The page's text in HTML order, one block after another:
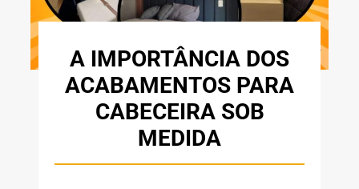
A IMPORTÂNCIA DOS
ACABAMENTOS PARA
CABECEIRA SOB
MEDIDA